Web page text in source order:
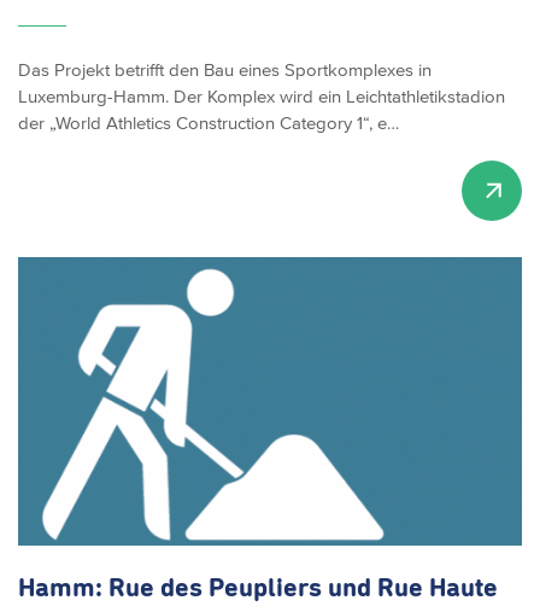
Das Projekt betrifft den Bau eines Sportkomplexes in
Luxemburg-Hamm. Der Komplex wird ein Leichtathletikstadion
der „World Athletics Construction Category 1“, e…
Hamm: Rue des Peupliers und Rue Haute